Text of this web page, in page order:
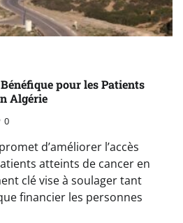
pour les Patients
Algérie
0
d’améliorer l’accès
atteints de cancer en
clé vise à soulager tant
financier les personnes